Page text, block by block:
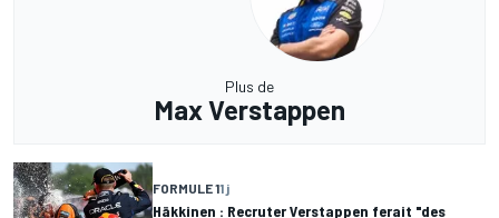
Plus de
Max Verstappen
FORMULE 11 j
Häkkinen : Recruter Verstappen ferait "des